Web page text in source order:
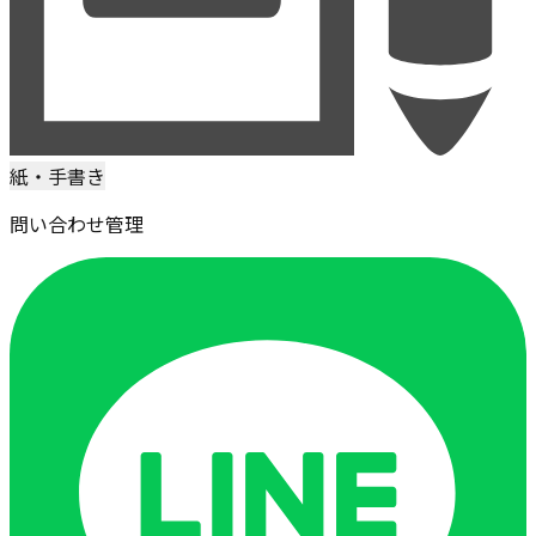
紙・手書き
問い合わせ管理